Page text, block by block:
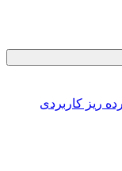
ریز کاربردی